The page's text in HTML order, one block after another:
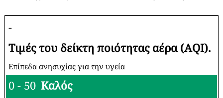
-
Τιμές του δείκτη ποιότητας αέρα (AQI).
Επίπεδα ανησυχίας για την υγεία
0 - 50 Καλός